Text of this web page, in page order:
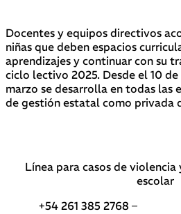
Docentes y equipos directivos
niñas que deben espacios
aprendizajes y continuar con su
ciclo lectivo 2025. Desde el 10
marzo se desarrolla en todas las
de gestión estatal como privada
Línea para casos de
escolar
+54 261 385 2768 –